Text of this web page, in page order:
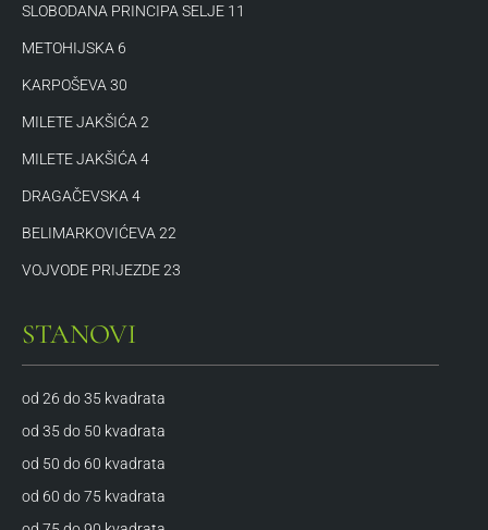
SLOBODANA PRINCIPA SELJE 11
METOHIJSKA 6
KARPOŠEVA 30
MILETE JAKŠIĆA 2
MILETE JAKŠIĆA 4
DRAGAČEVSKA 4
BELIMARKOVIĆEVA 22
VOJVODE PRIJEZDE 23
STANOVI
od 26 do 35 kvadrata
od 35 do 50 kvadrata
od 50 do 60 kvadrata
od 60 do 75 kvadrata